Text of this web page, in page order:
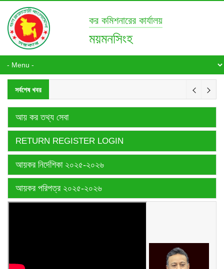
কর কমিশনারের কার্যালয়
ময়মনসিংহ
সর্বশেষ খবর
আয় কর তথ্য সেবা
RETURN REGISTER LOGIN
আয়কর নির্দেশিকা ২০২৫-২০২৬
আয়কর পরিপত্র ২০২৫-২০২৬